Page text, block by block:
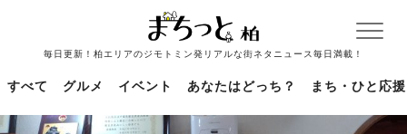
毎日更新！柏エリアのジモトミン発リアルな街ネタニュース毎日満載！
すべて グルメ イベント あなたはどっち？ まち・ひと応援